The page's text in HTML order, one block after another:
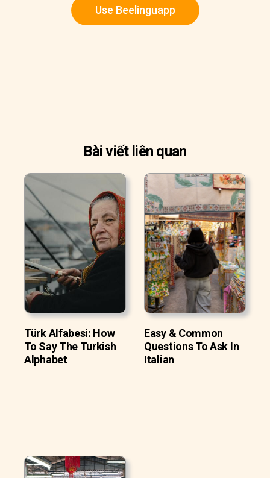
Use Beelinguapp
Bài viết liên quan
Türk Alfabesi: How
To Say The Turkish
Alphabet
Easy & Common
Questions To Ask In
Italian